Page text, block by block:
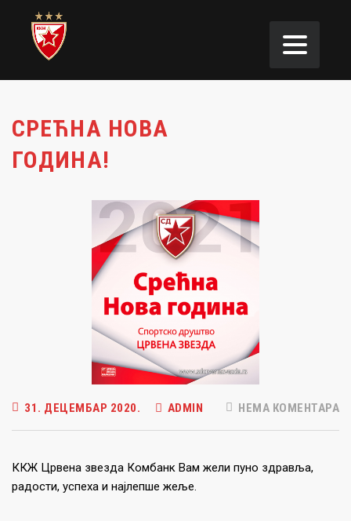
СРЕЋНА НОВА
ГОДИНА!
31. ДЕЦЕМБАР 2020. ADMIN НЕМА КОМЕНТАРА
ККЖ Црвена звезда Комбанк Вам жели пуно здравља,
радости, успеха и најлепше жеље.